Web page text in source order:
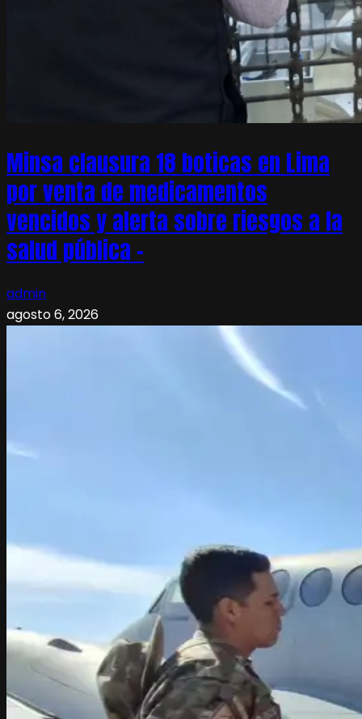
Minsa clausura 18 boticas en Lima
por venta de medicamentos
vencidos y alerta sobre riesgos a la
salud pública –
admin
agosto 6, 2026